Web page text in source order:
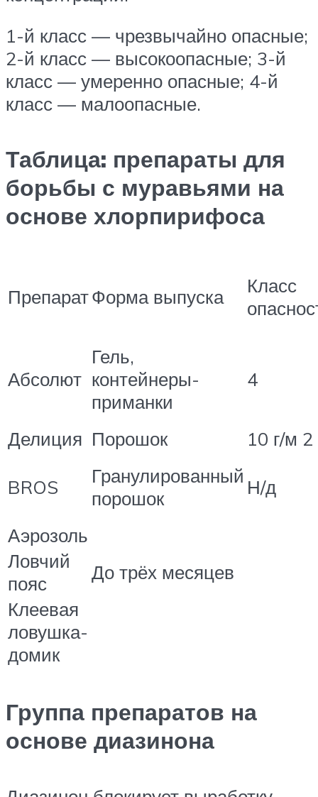
1-й класс — чрезвычайно опасные;
2-й класс — высокоопасные; 3-й
класс — умеренно опасные; 4-й
класс — малоопасные.
Таблица: препараты для
борьбы с муравьями на
основе хлорпирифоса
ПрепаратФорма выпуска
Класс
Абсолют
Гель,
контейнеры-
приманки
4
Делиция Порошок 10 г/м 2
BROS
Гранулированный
порошок
Н/д
Аэрозоль
Ловчий
пояс
До трёх месяцев
Клеевая
ловушка-
домик
Группа препаратов на
основе диазинона